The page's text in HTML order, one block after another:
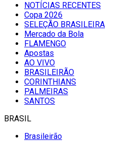
NOTÍCIAS RECENTES
Copa 2026
SELEÇÃO BRASILEIRA
Mercado da Bola
FLAMENGO
Apostas
AO VIVO
BRASILEIRÃO
CORINTHIANS
PALMEIRAS
SANTOS
BRASIL
Brasileirão